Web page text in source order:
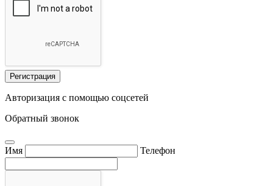
Регистрация
Авторизация с помощью соцсетей
Обратный звонок
Имя Телефон